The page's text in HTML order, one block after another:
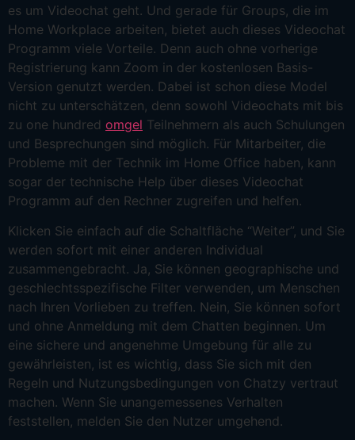
es um Videochat geht. Und gerade für Groups, die im
Home Workplace arbeiten, bietet auch dieses Videochat
Programm viele Vorteile. Denn auch ohne vorherige
Registrierung kann Zoom in der kostenlosen Basis-
Version genutzt werden. Dabei ist schon diese Model
nicht zu unterschätzen, denn sowohl Videochats mit bis
zu one hundred omgel Teilnehmern als auch Schulungen
und Besprechungen sind möglich. Für Mitarbeiter, die
Probleme mit der Technik im Home Office haben, kann
sogar der technische Help über dieses Videochat
Programm auf den Rechner zugreifen und helfen.
Klicken Sie einfach auf die Schaltfläche “Weiter”, und Sie
werden sofort mit einer anderen Individual
zusammengebracht. Ja, Sie können geographische und
geschlechtsspezifische Filter verwenden, um Menschen
nach Ihren Vorlieben zu treffen. Nein, Sie können sofort
und ohne Anmeldung mit dem Chatten beginnen. Um
eine sichere und angenehme Umgebung für alle zu
gewährleisten, ist es wichtig, dass Sie sich mit den
Regeln und Nutzungsbedingungen von Chatzy vertraut
machen. Wenn Sie unangemessenes Verhalten
feststellen, melden Sie den Nutzer umgehend.